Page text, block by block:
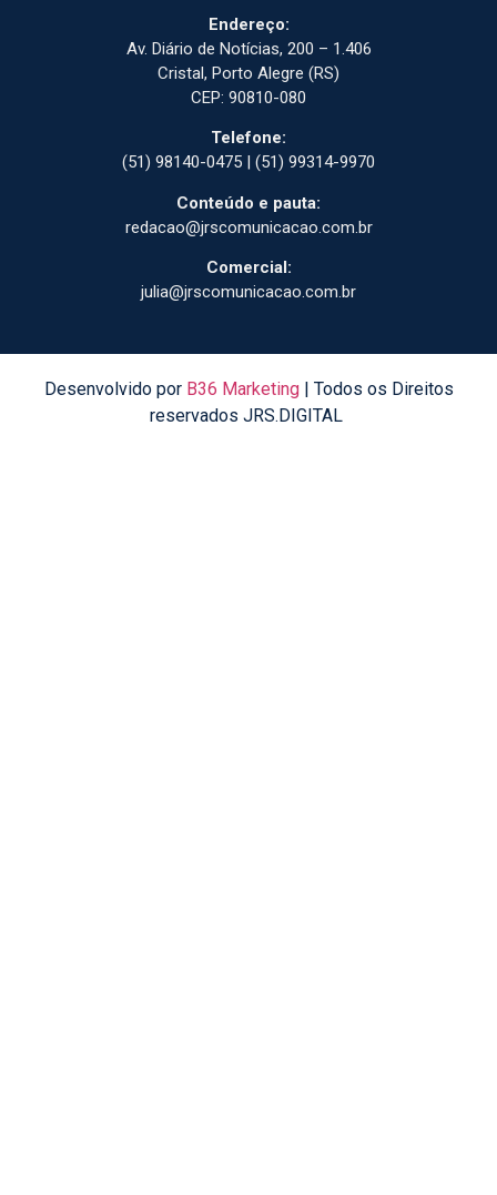
Endereço:
Av. Diário de Notícias, 200 – 1.406
Cristal, Porto Alegre (RS)
CEP: 90810-080
Telefone:
(51) 98140-0475 | (51) 99314-9970
Conteúdo e pauta:
redacao@jrscomunicacao.com.br
Comercial:
julia@jrscomunicacao.com.br
Desenvolvido por B36 Marketing| Todos os Direitos
reservados JRS.DIGITAL